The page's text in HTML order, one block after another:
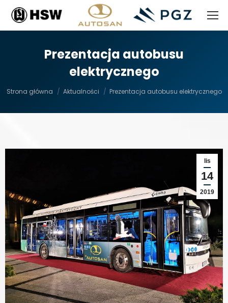
Prezentacja autobusu
elektrycznego
Strona główna Aktualności Prezentacja autobusu elektrycznego
lis
14
2019